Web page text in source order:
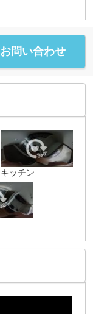
お問い合わせ
キッチン